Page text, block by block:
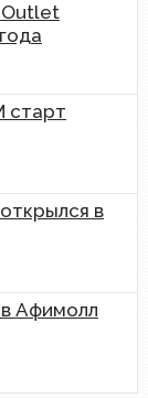
Outlet
старт
в
Афимолл